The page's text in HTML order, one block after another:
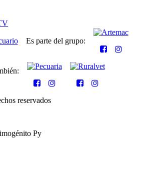
Es parte del grupo:
reservados
Py